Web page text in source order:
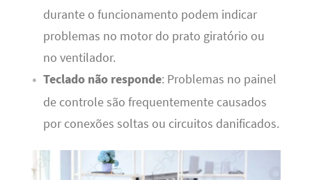
durante o funcionamento podem indicar
problemas no motor do prato giratório ou
no ventilador.
Teclado não responde: Problemas no painel
de controle são frequentemente causados
por conexões soltas ou circuitos danificados.